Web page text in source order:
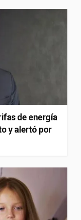
de energía
y alertó por